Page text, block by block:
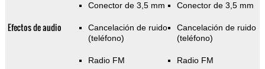
Efectos de audio
Conector de 3,5 mm
Cancelación de ruido
(teléfono)
Radio FM
Conector de 3,5 mm
Cancelación de ruido
(teléfono)
Radio FM